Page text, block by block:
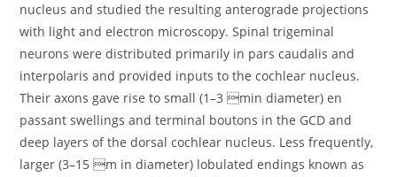
nucleus and studied the resulting anterograde projections
with light and electron microscopy. Spinal trigeminal
neurons were distributed primarily in pars caudalis and
interpolaris and provided inputs to the cochlear nucleus.
Their axons gave rise to small (1–3 min diameter) en
passant swellings and terminal boutons in the GCD and
deep layers of the dorsal cochlear nucleus. Less frequently,
larger (3–15 m in diameter) lobulated endings known as